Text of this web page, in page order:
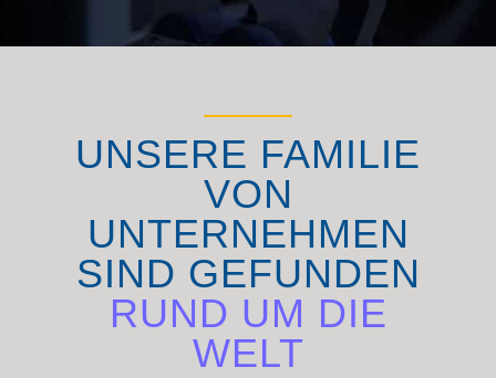
UNSERE FAMILIE
VON
UNTERNEHMEN
SIND GEFUNDEN
RUND UM DIE
WELT